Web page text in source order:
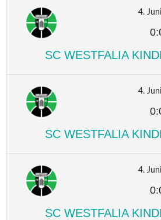
4.
SC WESTFALIA
4.
SC WESTFALIA
4.
SC WESTFALIA